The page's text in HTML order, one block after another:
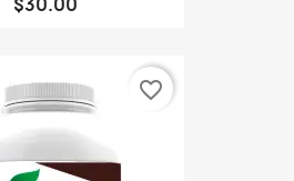
favorite_border